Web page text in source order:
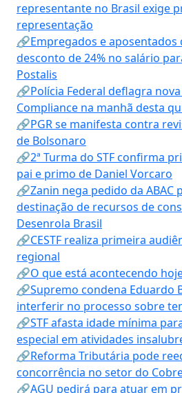
representante no Brasil exige
representação
🔗Empregados e aposentados
desconto de 24% no salário
Postalis
🔗Polícia Federal deflagra
Compliance na manhã desta
🔗PGR se manifesta contra
de Bolsonaro
🔗2ª Turma do STF confirma
pai e primo de Daniel Vorcaro
🔗Zanin nega pedido da ABAC
destinação de recursos de
Desenrola Brasil
🔗CESTF realiza primeira
regional
🔗O que está acontecendo
🔗Supremo condena Eduardo
interferir no processo sobre
🔗STF afasta idade mínima
especial em atividades
🔗Reforma Tributária pode
concorrência no setor do
🔗AGU pedirá para atuar em